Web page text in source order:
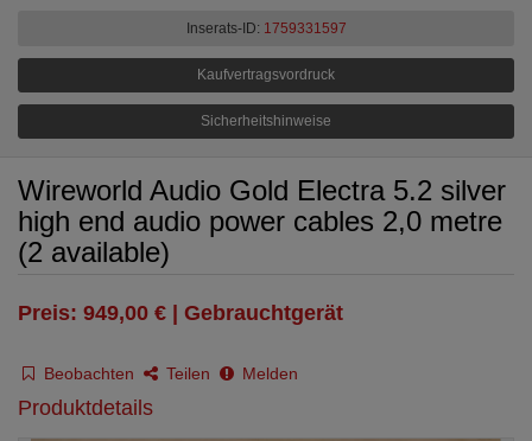
Inserats-ID: 1759331597
Kaufvertragsvordruck
Sicherheitshinweise
Wireworld Audio Gold Electra 5.2 silver
high end audio power cables 2,0 metre
(2 available)
Preis: 949,00 € | Gebrauchtgerät
Beobachten Teilen Melden
Produktdetails